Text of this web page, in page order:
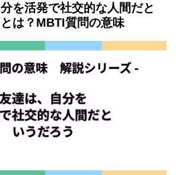
分を活発で社交的な人間だと
は？MBTI質問の意味